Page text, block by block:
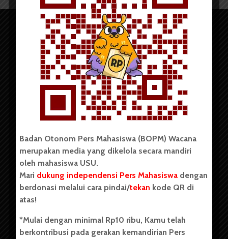
Copyright © 2023. All rights reserved BOPM WACANA.
Badan Otonom Pers Mahasiswa (BOPM) Wacana merupakan
pers mahasiswa yang berdiri di luar kampus dan dikelola
secara mandiri oleh mahasiswa Universitas Sumatera Utara
(USU). Sebelumnya BOPM Wacana merupakan salah satu
Unit Kegiatan Mahasiswa (UKM) di Universitas Sumatera
berdiri pada 1 Juli 1995.
Badan Otonom Pers Mahasiswa (BOPM) Wacana
merupakan media yang dikelola secara mandiri
oleh mahasiswa USU.
Mari dukung independensi Pers Mahasiswa dengan
berdonasi melalui cara pindai/tekan kode QR di
atas!
*Mulai dengan minimal Rp10 ribu, Kamu telah
berkontribusi pada gerakan kemandirian Pers